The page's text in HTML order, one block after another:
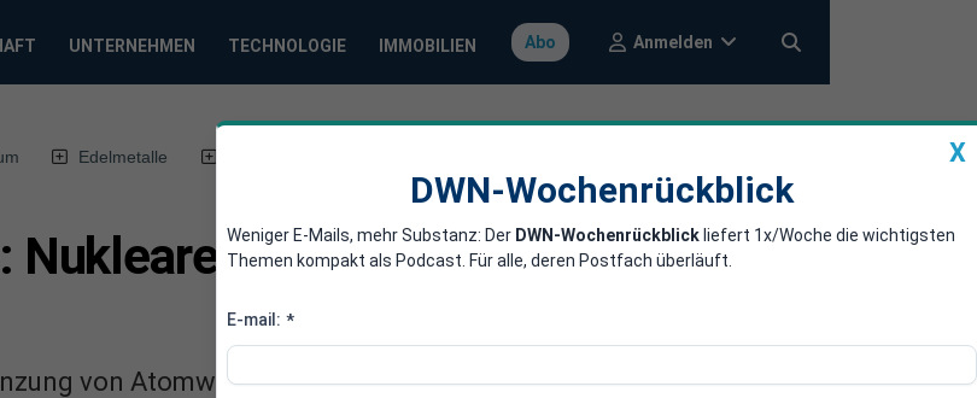
UNTERNEHMEN TECHNOLOGIE IMMOBILIEN Abo Anmelden
Edelmetalle
Ordnung vor dem
von Atomwaffen ist Geschichte. Mit dem Auslaufen
X
DWN-Wochenrückblick
Weniger E-Mails, mehr Substanz: Der DWN-Wochenrückblick liefert 1x/Woche die wichtigsten
Themen kompakt als Podcast. Für alle, deren Postfach überläuft.
E-mail: *